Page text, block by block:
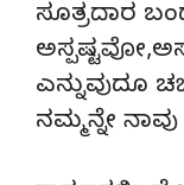
ಸೂತ್ರದಾರ
ಎನ್ನುವುದೂ
ನಮ್ಮನ್ನೇ